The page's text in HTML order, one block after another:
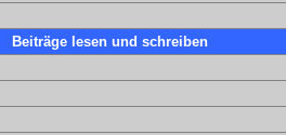
Beiträge lesen und schreiben